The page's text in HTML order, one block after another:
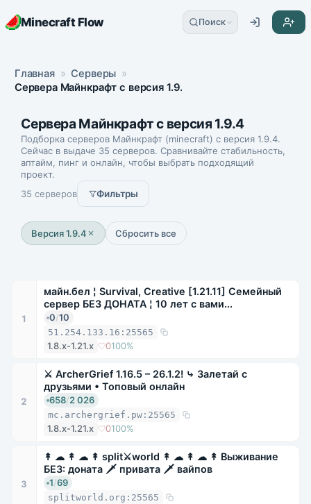
Minecraft Flow Поиск
Главная » Серверы »
Сервера Майнкрафт с версия 1.9.4
Сервера Майнкрафт с версия 1.9.4
Подборка серверов Майнкрафт (minecraft) с версия 1.9.4.
Сейчас в выдаче 35 серверов. Сравнивайте стабильность,
аптайм, пинг и онлайн, чтобы выбрать подходящий
проект.
35 серверов
Фильтры
Версия 1.9.4 Сбросить все
1
майн.бел ¦ Survival, Creative [1.21.11] Семейный
сервер БЕЗ ДОНАТА ¦ 10 лет с вами...
0/10
51.254.133.16:25565
1.8.x-1.21.x 0100%
2
⚔ ArcherGrief 1.16.5 – 26.1.2! ⤷ Залетай с
друзьями • Топовый онлайн
658/2 026
mc.archergrief.pw:25565
1.8.x-1.21.x 0100%
3
↟ ☁ ↟ ☁ ↟ split⚔world ↟ ☁ ↟ ☁ ↟ Выживание
БЕЗ: доната 🗡 привата 🗡 вайпов
1/69
splitworld.org:25565